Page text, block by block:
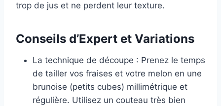
trop de jus et ne perdent leur texture.
Conseils d’Expert et Variations
La technique de découpe : Prenez le temps
de tailler vos fraises et votre melon en une
brunoise (petits cubes) millimétrique et
régulière. Utilisez un couteau très bien